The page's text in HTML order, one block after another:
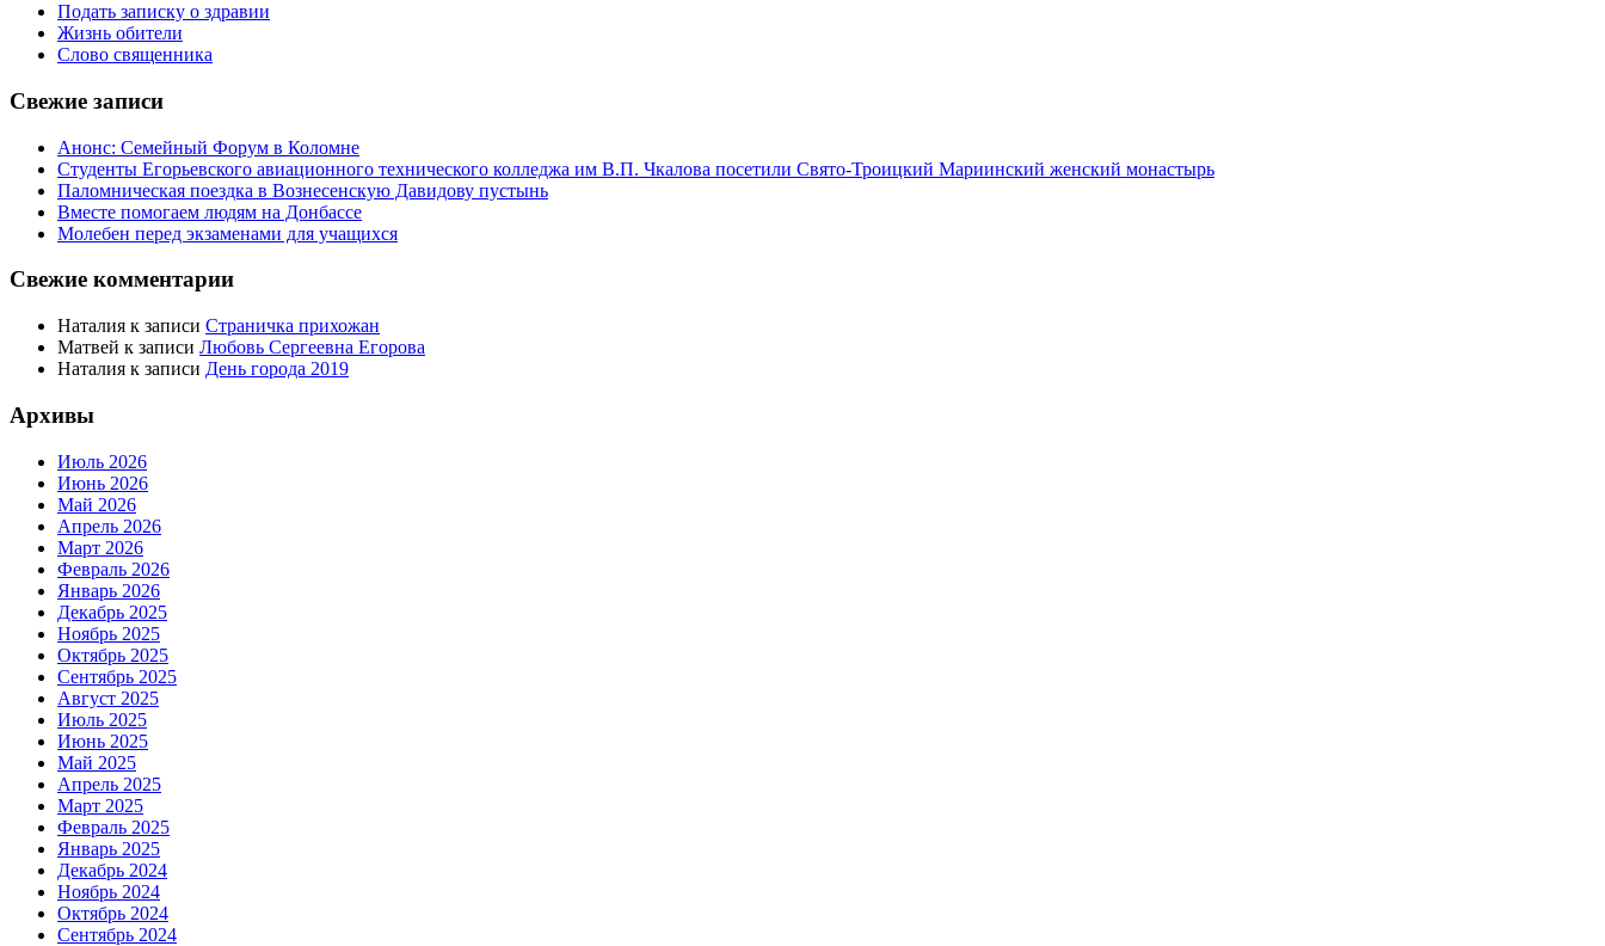
Подать записку о здравии
Жизнь обители
Слово священника
Свежие записи
Анонс: Семейный Форум в Коломне
Студенты Егорьевского авиационного технического колледжа им В.П. Чкалова посетили Свято-Троицкий Мариинский женский монастырь
Паломническая поездка в Вознесенскую Давидову пустынь
Вместе помогаем людям на Донбассе
Молебен перед экзаменами для учащихся
Свежие комментарии
Наталия к записи Страничка прихожан
Матвей к записи Любовь Сергеевна Егорова
Наталия к записи День города 2019
Архивы
Июль 2026
Июнь 2026
Май 2026
Апрель 2026
Март 2026
Февраль 2026
Январь 2026
Декабрь 2025
Ноябрь 2025
Октябрь 2025
Сентябрь 2025
Август 2025
Июль 2025
Июнь 2025
Май 2025
Апрель 2025
Март 2025
Февраль 2025
Январь 2025
Декабрь 2024
Ноябрь 2024
Октябрь 2024
Сентябрь 2024